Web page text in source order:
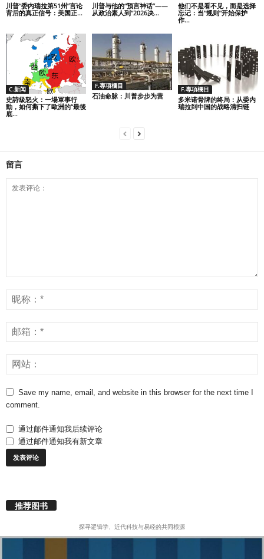
川普“委内瑞拉第51州”言论
背后的真正信号：美国正...
川普与他的“预言神话”——
从政治素人到“2026决...
他们不是看不见，而是选择
忘记：当“规则”开始保护
作...
C.新闻
史詩級怒火：一場軍事行
動，如何撕下了歐洲的“最後
底...
F.專項欄目
石油命脉：川普步步为营
F.專項欄目
多米诺骨牌的终局：从委内
瑞拉到中国的战略清扫链
留言
Save my name, email, and website in this browser for the next time I
comment.
通过邮件通知我后续评论
通过邮件通知我有新文章
推荐图书
探寻逻辑学、近代科技与易经的共同根源